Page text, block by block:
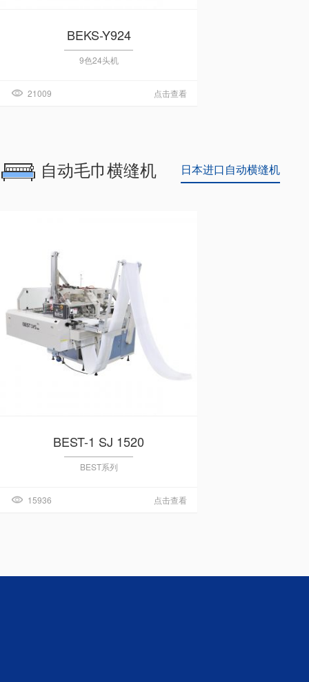
BEKS-Y924
9色24头机
21009 点击查看
自动毛巾横缝机 日本进口自动横缝机
BEST-1 SJ 1520
BEST系列
15936 点击查看